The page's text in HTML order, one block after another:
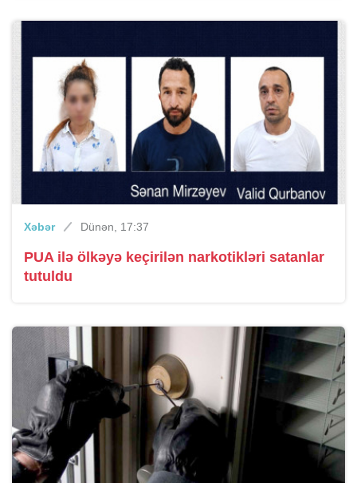
Xəbər Dünən, 17:37
PUA ilə ölkəyə keçirilən narkotikləri satanlar
tutuldu